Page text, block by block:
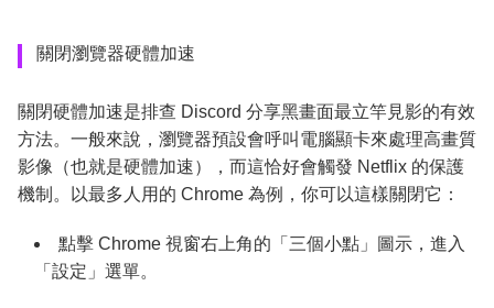
關閉瀏覽器硬體加速
關閉硬體加速是排查 Discord 分享黑畫面最立竿見影的有效
方法。一般來說，瀏覽器預設會呼叫電腦顯卡來處理高畫質
影像（也就是硬體加速），而這恰好會觸發 Netflix 的保護
機制。以最多人用的 Chrome 為例，你可以這樣關閉它：
點擊 Chrome 視窗右上角的「三個小點」圖示，進入
「設定」選單。